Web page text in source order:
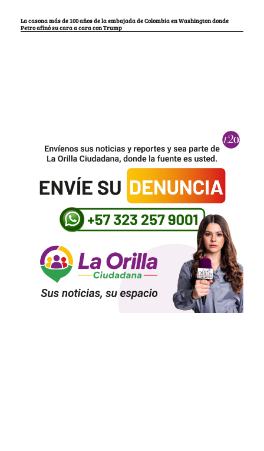
La casona más de 100 años de la embajada de Colombia en Washington donde
Petro afinó su cara a cara con Trump